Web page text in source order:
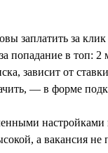
заплатить за клик
попадание в топ:
зависит от ставки
— в форме
а вакансия